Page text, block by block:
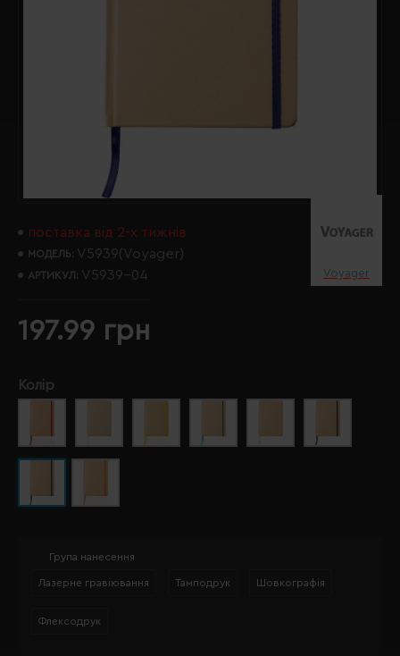
поставка від 2-х тижнів
МОДЕЛЬ: V5939(Voyager)
АРТИКУЛ: V5939-04 Voyager
197.99 грн
Колір
Група нанесення
Лазерне гравіювання Тамподрук Шовкографія
Флексодрук